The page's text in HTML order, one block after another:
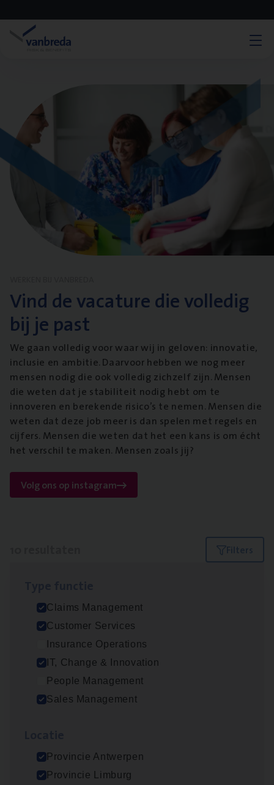
Vind de vacature die volledig
bij je past
We gaan volledig voor waar wij in geloven: innovatie,
inclusie en ambitie. Daarvoor hebben we nog meer
mensen nodig die ook volledig zichzelf zijn. Mensen
die weten dat je stabiliteit nodig hebt om te
innoveren en berekende risico’s te nemen. Mensen die
weten dat deze job meer is dan spelen met regels en
cijfers. Mensen die weten dat het een kans is om écht
het verschil te maken. Mensen zoals jij?
Volg ons op instagram
Filters
Claims Management
Customer Services
Insurance Operations
IT, Change & Innovation
People Management
Sales Management
Provincie Antwerpen
Provincie Limburg
Claims­hand­ler Fleet&
Claims Management
Antwerpen
Test Ana­lyst